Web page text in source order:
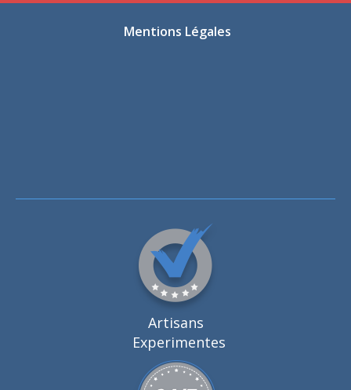
Mentions Légales
Artisans
Experimentes